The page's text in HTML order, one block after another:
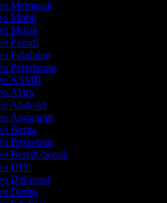
Memasak
Mobil
Musik
Parodi
Pelafalan
Perjalanan
ASMR
Alam
Android
Anggaran
Berita
Berkebun
Bersih-bersih
DIY
Dekorasi
Demo